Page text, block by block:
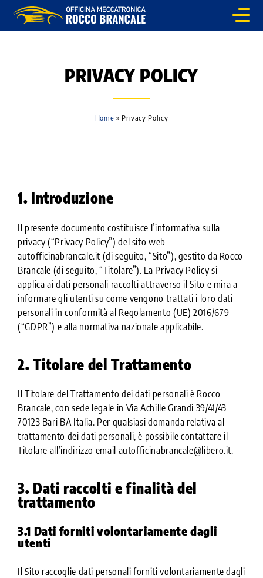
SERVIZI
CHI SIAMO
CONVENZIONI
PRIVACY POLICY
Home » Privacy Policy
1. Introduzione
Il presente documento costituisce l’informativa sulla
privacy (“Privacy Policy”) del sito web
autofficinabrancale.it (di seguito, “Sito”), gestito da Rocco
Brancale (di seguito, “Titolare”). La Privacy Policy si
applica ai dati personali raccolti attraverso il Sito e mira a
informare gli utenti su come vengono trattati i loro dati
personali in conformità al Regolamento (UE) 2016/679
(“GDPR”) e alla normativa nazionale applicabile.
2. Titolare del Trattamento
Il Titolare del Trattamento dei dati personali è Rocco
Brancale, con sede legale in Via Achille Grandi 39/41/43
70123 Bari BA Italia. Per qualsiasi domanda relativa al
trattamento dei dati personali, è possibile contattare il
Titolare all’indirizzo email autofficinabrancale@libero.it.
3. Dati raccolti e finalità del
trattamento
3.1 Dati forniti volontariamente dagli
utenti
Il Sito raccoglie dati personali forniti volontariamente dagli